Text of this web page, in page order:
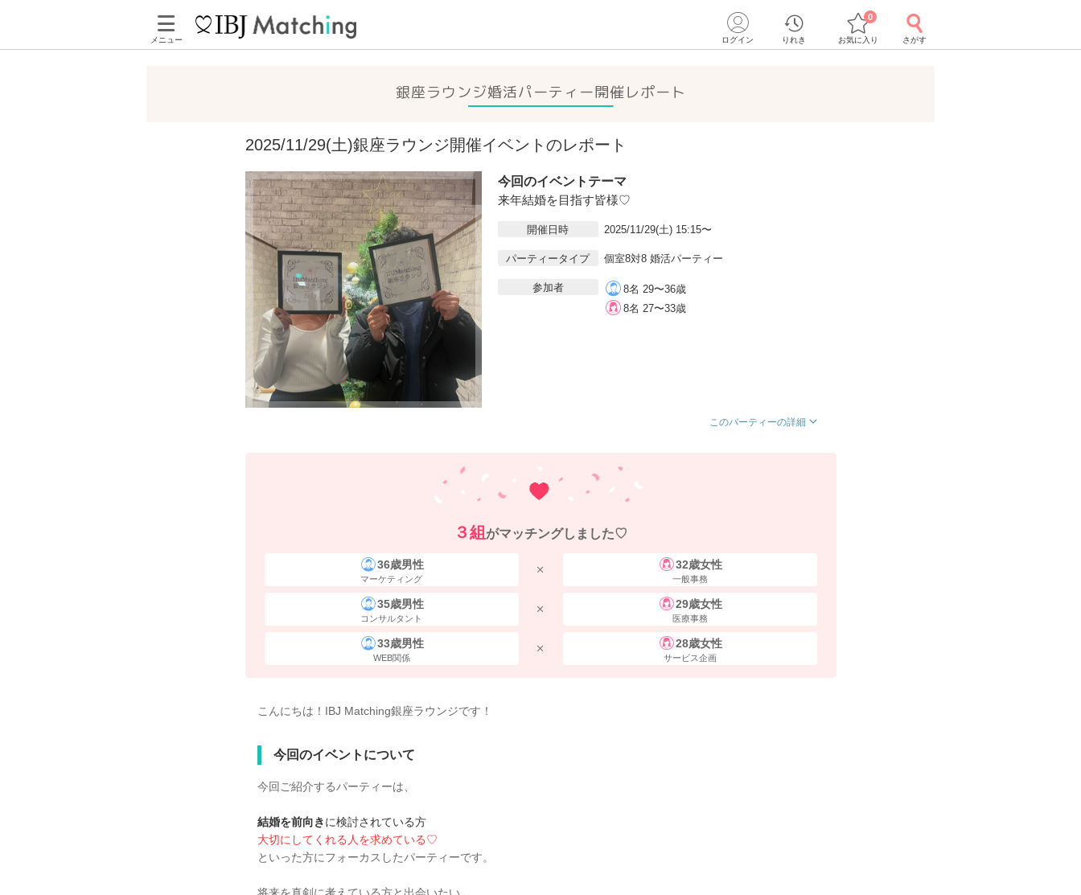
メニュー ログイン りれき お気に入り
0
さがす
銀座ラウンジ婚活パーティー開催レポート
2025/11/29(土)銀座ラウンジ開催イベントのレポート
今回のイベントテーマ
来年結婚を目指す皆様♡
開催日時 2025/11/29(土) 15:15〜
パーティータイプ 個室8対8 婚活パーティー
参加者
8名 29〜36歳
8名 27〜33歳
このパーティーの詳細
３組 がマッチングしました♡
36歳男性
マーケティング
32歳女性
一般事務
35歳男性
コンサルタント
29歳女性
医療事務
33歳男性
WEB関係
28歳女性
サービス企画
こんにちは！IBJ Matching銀座ラウンジです！
今回のイベントについて
今回ご紹介するパーティーは、
結婚を前向きに検討されている方
大切にしてくれる人を求めている♡
といった方にフォーカスしたパーティーです。
将来を真剣に考えている方と出会いたい…